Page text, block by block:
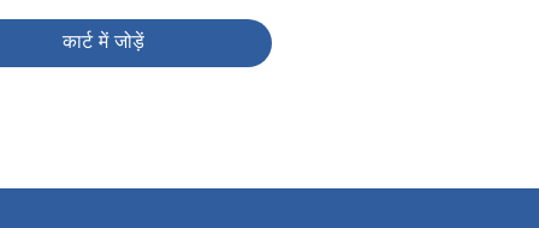
चमक: 104%
गुणवत्ता
कार्ट में जोड़ें